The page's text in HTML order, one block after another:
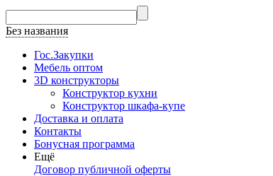
Без названия
Гос.Закупки
Мебель оптом
3D конструкторы
Конструктор кухни
Конструктор шкафа-купе
Доставка и оплата
Контакты
Бонусная программа
Ещё
Договор публичной оферты